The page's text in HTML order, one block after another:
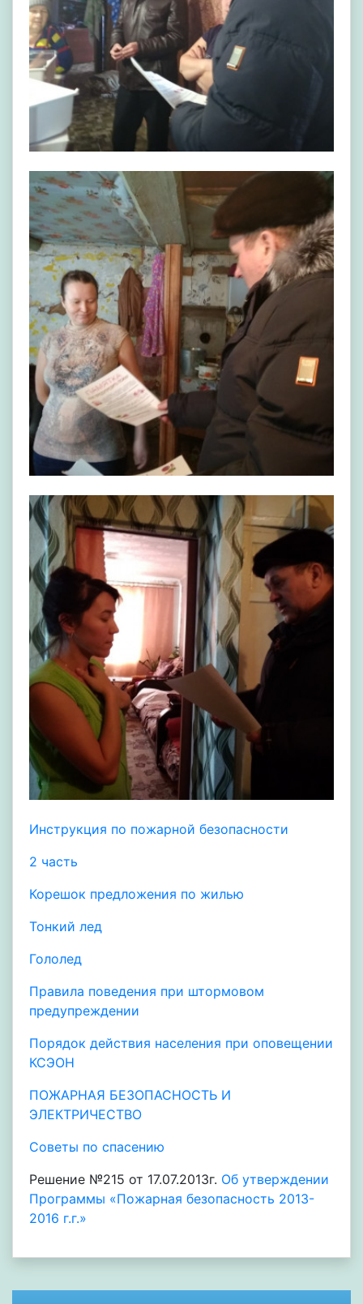
Инструкция по пожарной безопасности
2 часть
Корешок предложения по жилью
Тонкий лед
Гололед
Правила поведения при штормовом
предупреждении
Порядок действия населения при оповещении
КСЭОН
ПОЖАРНАЯ БЕЗОПАСНОСТЬ И
ЭЛЕКТРИЧЕСТВО
Советы по спасению
Решение №215 от 17.07.2013г. Об утверждении
Программы «Пожарная безопасность 2013-
2016 г.г.»